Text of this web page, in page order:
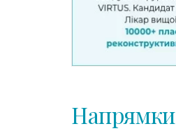
Напрямки